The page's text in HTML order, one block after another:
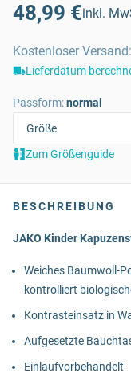
48,99 €inkl.
Kostenloser Versand:
Lieferdatum
Passform:normal
Zum Größenguide
BESCHREIBUNG
JAKO Kinder
Weiches Baumwoll-
kontrolliert
Kontrasteinsatz in
Aufgesetzte
Einlaufvorbehandelt